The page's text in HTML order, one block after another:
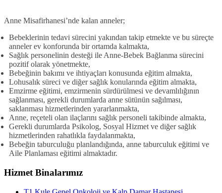
Anne Misafirhanesi’nde kalan anneler;
Bebeklerinin tedavi sürecini yakından takip etmekte ve bu süreçte
anneler ev konforunda bir ortamda kalmakta,
Sağlık personelinin desteği ile Anne-Bebek Bağlanma sürecini
pozitif olarak yönetmekte,
Bebeğinin bakımı ve ihtiyaçları konusunda eğitim almakta,
Lohusalık süreci ve diğer sağlık konularında eğitim almakta,
Emzirme eğitimi, emzirmenin sürdürülmesi ve devamlılığının
sağlanması, gerekli durumlarda anne sütünün sağılması,
saklanması hizmetlerinden yararlanmakta,
Anne, reçeteli olan ilaçlarını sağlık personeli takibinde almakta,
Gerekli durumlarda Psikolog, Sosyal Hizmet ve diğer sağlık
hizmetlerinden rahatlıkla faydalanmakta,
Bebeğin taburculuğu planlandığında, anne taburculuk eğitimi ve
Aile Planlaması eğitimi almaktadır.
Hizmet Binalarımız